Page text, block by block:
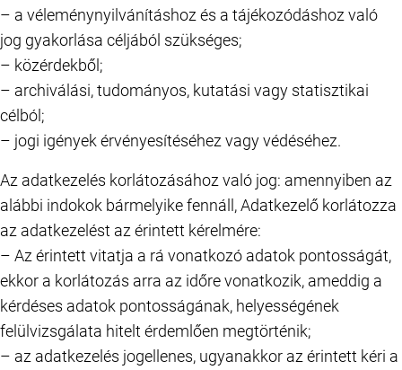
– a véleménynyilvánításhoz és a tájékozódáshoz való
jog gyakorlása céljából szükséges;
– közérdekből;
– archiválási, tudományos, kutatási vagy statisztikai
célból;
– jogi igények érvényesítéséhez vagy védéséhez.
Az adatkezelés korlátozásához való jog: amennyiben az
alábbi indokok bármelyike fennáll, Adatkezelő korlátozza
az adatkezelést az érintett kérelmére:
– Az érintett vitatja a rá vonatkozó adatok pontosságát,
ekkor a korlátozás arra az időre vonatkozik, ameddig a
kérdéses adatok pontosságának, helyességének
felülvizsgálata hitelt érdemlően megtörténik;
– az adatkezelés jogellenes, ugyanakkor az érintett kéri a